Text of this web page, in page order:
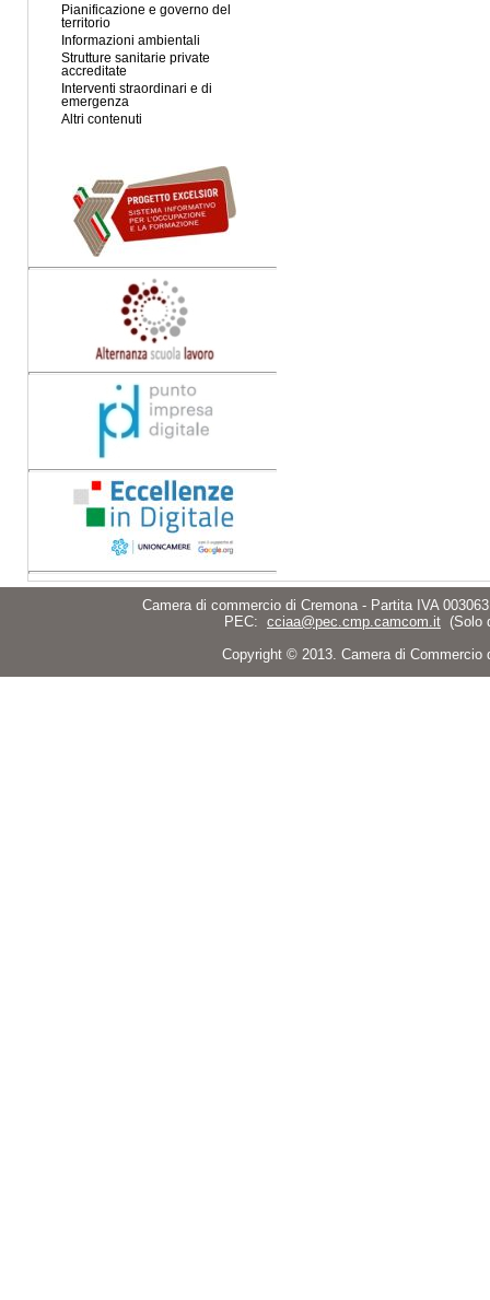
Pianificazione e governo del
territorio
Informazioni ambientali
Strutture sanitarie private
accreditate
Interventi straordinari e di
emergenza
Altri contenuti
Camera di commercio di Cremona - Partita IVA
PEC: cciaa@pec.cmp.camcom.it (Solo
Copyright © 2013. Camera di